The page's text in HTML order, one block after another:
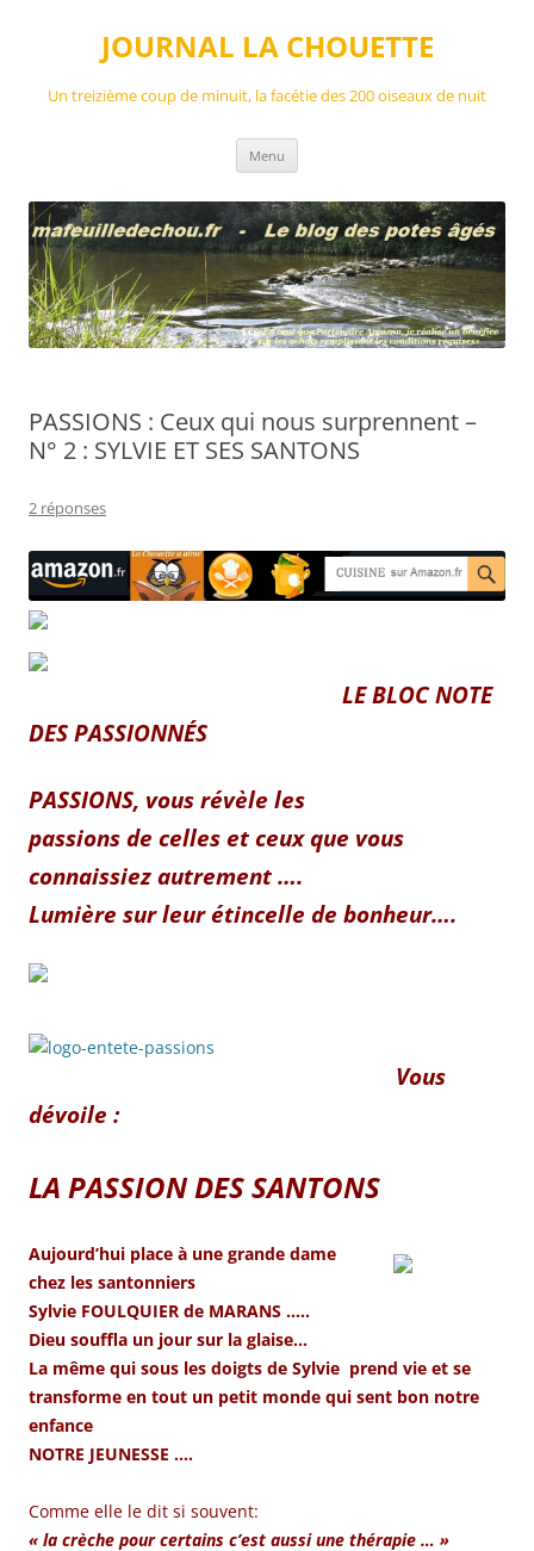
JOURNAL LA CHOUETTE
Un treizième coup de minuit, la facétie des 200 oiseaux de nuit
Menu
PASSIONS : Ceux qui nous surprennent –
N° 2 : SYLVIE ET SES SANTONS
2 réponses
LE BLOC NOTE
DES PASSIONNÉS
PASSIONS, vous révèle les
passions de celles et ceux que vous
connaissiez autrement ….
Lumière sur leur étincelle de bonheur….
Vous
dévoile :
LA PASSION DES SANTONS
Aujourd’hui place à une grande dame
chez les santonniers
Sylvie FOULQUIER de MARANS …..
Dieu souffla un jour sur la glaise…
La même qui sous les doigts de Sylvie prend vie et se
transforme en tout un petit monde qui sent bon notre
enfance
NOTRE JEUNESSE ….
Comme elle le dit si souvent:
« la crèche pour certains c’est aussi une thérapie … »